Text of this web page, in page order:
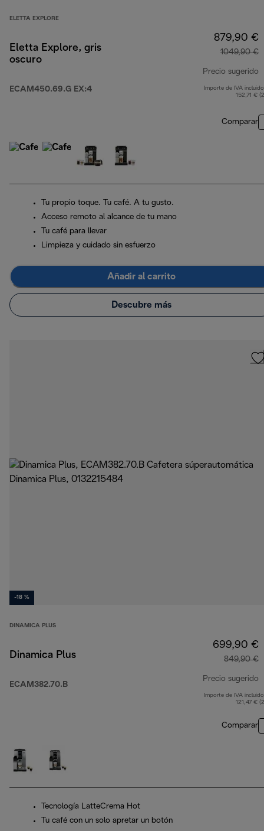
ELETTA EXPLORE
Eletta Explore, gris
oscuro
ECAM450.69.G EX:4
879,90 €
1049,90 €
Precio sugerido
Importe de IVA
152,71 €
Comparar
Tu propio toque. Tu café. A tu gusto.
Acceso remoto al alcance de tu mano
Tu café para llevar
Limpieza y cuidado sin esfuerzo
Añadir al carrito
Descubre más
-18 %
DINAMICA PLUS
Dinamica Plus
ECAM382.70.B
699,90 €
849,90 €
Precio sugerido
Importe de IVA
121,47 €
Comparar
Tecnología LatteCrema Hot
Tu café con un solo apretar un botón